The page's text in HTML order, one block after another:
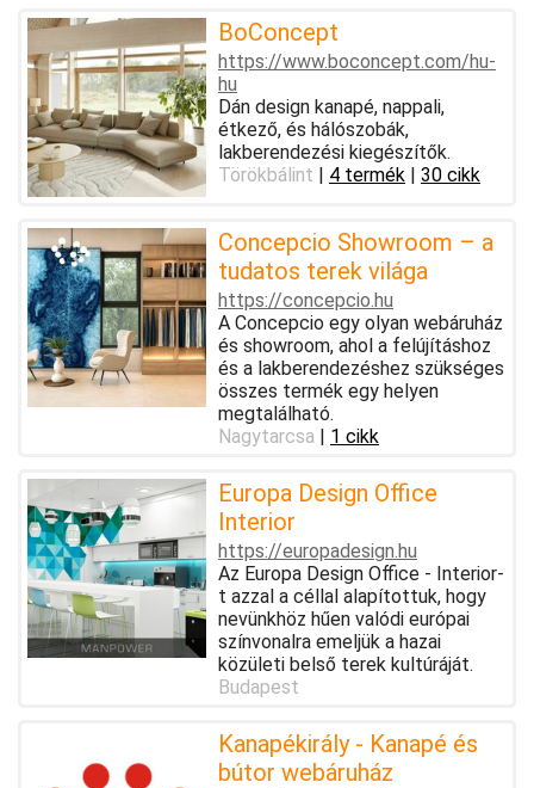
BoConcept
https://www.boconcept.com/hu-
hu
Dán design kanapé, nappali,
étkező, és hálószobák,
lakberendezési kiegészítők.
Törökbálint | 4 termék | 30 cikk
Concepcio Showroom – a
tudatos terek világa
https://concepcio.hu
A Concepcio egy olyan webáruház
és showroom, ahol a felújításhoz
és a lakberendezéshez szükséges
összes termék egy helyen
megtalálható.
Nagytarcsa | 1 cikk
Europa Design Office
Interior
https://europadesign.hu
Az Europa Design Office - Interior-
t azzal a céllal alapítottuk, hogy
nevünkhöz hűen valódi európai
színvonalra emeljük a hazai
közületi belső terek kultúráját.
Budapest
Kanapékirály - Kanapé és
bútor webáruház